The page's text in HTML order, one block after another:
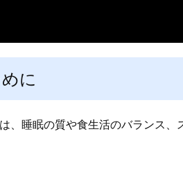
に
、睡眠の質や食生活のバランス、